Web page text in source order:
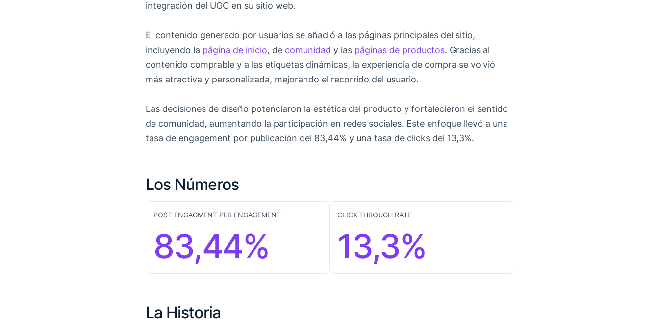
integración del UGC en su sitio web.
El contenido generado por usuarios se añadió a las páginas principales del sitio,
incluyendo la página de inicio, de comunidad y las páginas de productos. Gracias al
contenido comprable y a las etiquetas dinámicas, la experiencia de compra se volvió
más atractiva y personalizada, mejorando el recorrido del usuario.
Las decisiones de diseño potenciaron la estética del producto y fortalecieron el sentido
de comunidad, aumentando la participación en redes sociales. Este enfoque llevó a una
tasa de engagement por publicación del 83,44% y una tasa de clicks del 13,3%.
Los Números
POST ENGAGMENT PER ENGAGEMENT
83,44%
CLICK-THROUGH RATE
13,3%
La Historia